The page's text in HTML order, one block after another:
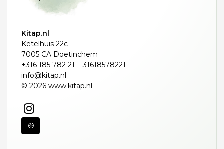
Kitap.nl
Ketelhuis 22c
7005 CA Doetinchem
+316 185 782 21
31618578221
info@kitap.nl
© 2026 www.kitap.nl